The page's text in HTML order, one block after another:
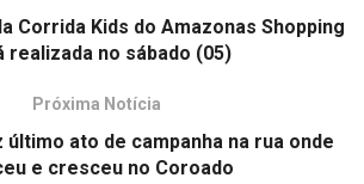
Corrida Kids do Amazonas Shopping
realizada no sábado (05)
Próxima Notícia
ato de campanha na rua onde
e cresceu no Coroado